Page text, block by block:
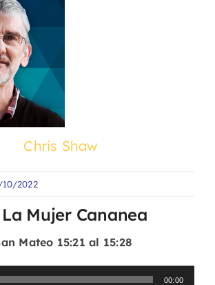
Chris Shaw
10/2022
Mujer Cananea
Mateo 15:21 al 15:28
00:00